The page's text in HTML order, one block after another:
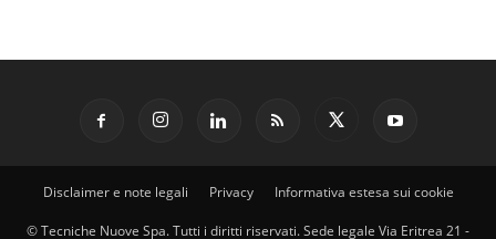
Disclaimer e note legali Privacy Informativa estesa sui cookie
© Tecniche Nuove Spa. Tutti i diritti riservati. Sede legale Via Eritrea 21 -